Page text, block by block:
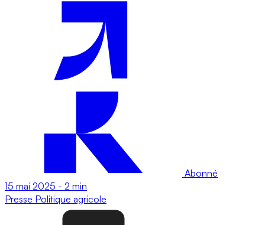
Abonné
15 mai 2025 - 2 min
Presse Politique agricole